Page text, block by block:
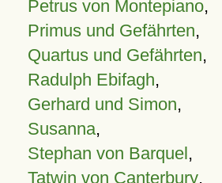
Petrus von Montepiano,
Primus und Gefährten,
Quartus und Gefährten,
Radulph Ebifagh,
Gerhard und Simon,
Susanna,
Stephan von Barquel,
Tatwin von Canterbury,